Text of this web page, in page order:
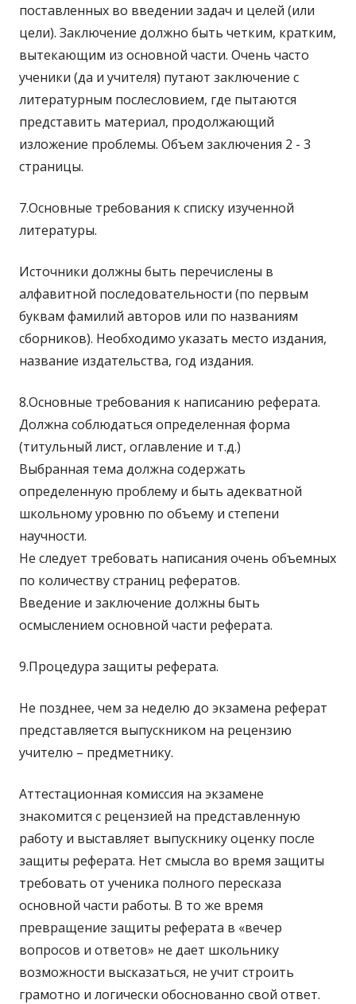
поставленных во введении задач и целей (или
цели). Заключение должно быть четким, кратким,
вытекающим из основной части. Очень часто
ученики (да и учителя) путают заключение с
литературным послесловием, где пытаются
представить материал, продолжающий
изложение проблемы. Объем заключения 2 - 3
страницы.
7.Основные требования к списку изученной
литературы.
Источники должны быть перечислены в
алфавитной последовательности (по первым
буквам фамилий авторов или по названиям
сборников). Необходимо указать место издания,
название издательства, год издания.
8.Основные требования к написанию реферата.
Должна соблюдаться определенная форма
(титульный лист, оглавление и т.д.)
Выбранная тема должна содержать
определенную проблему и быть адекватной
школьному уровню по объему и степени
научности.
Не следует требовать написания очень объемных
по количеству страниц рефератов.
Введение и заключение должны быть
осмыслением основной части реферата.
9.Процедура защиты реферата.
Не позднее, чем за неделю до экзамена реферат
представляется выпускником на рецензию
учителю – предметнику.
Аттестационная комиссия на экзамене
знакомится с рецензией на представленную
работу и выставляет выпускнику оценку после
защиты реферата. Нет смысла во время защиты
требовать от ученика полного пересказа
основной части работы. В то же время
превращение защиты реферата в «вечер
вопросов и ответов» не дает школьнику
возможности высказаться, не учит строить
грамотно и логически обоснованно свой ответ.